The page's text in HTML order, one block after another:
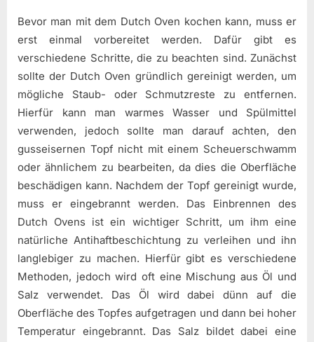
Bevor man mit dem Dutch Oven kochen kann, muss er
erst einmal vorbereitet werden. Dafür gibt es
verschiedene Schritte, die zu beachten sind. Zunächst
sollte der Dutch Oven gründlich gereinigt werden, um
mögliche Staub- oder Schmutzreste zu entfernen.
Hierfür kann man warmes Wasser und Spülmittel
verwenden, jedoch sollte man darauf achten, den
gusseisernen Topf nicht mit einem Scheuerschwamm
oder ähnlichem zu bearbeiten, da dies die Oberfläche
beschädigen kann. Nachdem der Topf gereinigt wurde,
muss er eingebrannt werden. Das Einbrennen des
Dutch Ovens ist ein wichtiger Schritt, um ihm eine
natürliche Antihaftbeschichtung zu verleihen und ihn
langlebiger zu machen. Hierfür gibt es verschiedene
Methoden, jedoch wird oft eine Mischung aus Öl und
Salz verwendet. Das Öl wird dabei dünn auf die
Oberfläche des Topfes aufgetragen und dann bei hoher
Temperatur eingebrannt. Das Salz bildet dabei eine